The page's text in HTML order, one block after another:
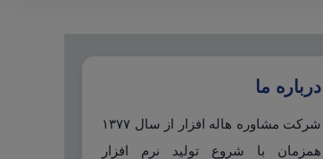
درباره ما
شرکت مشاوره هاله افزار از سال ۱۳۷۷
همزمان با شروع تولید نرم افزار